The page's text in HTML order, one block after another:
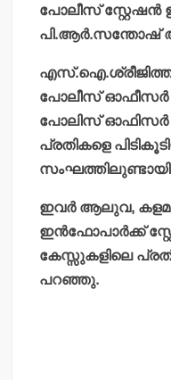
പോലീസ് സ്റ്റേഷന്‍
പി.ആര്‍.സന്തോഷ്
പോലീസ് ഓഫീസര്‍
പോലിസ് ഓഫിസര്‍
പ്രതികളെ
ഇവര്‍ ആലുവ,
ഇന്‍ഫോപാര്‍ക്ക്
കേസ്സുകളിലെ
പറഞ്ഞു.